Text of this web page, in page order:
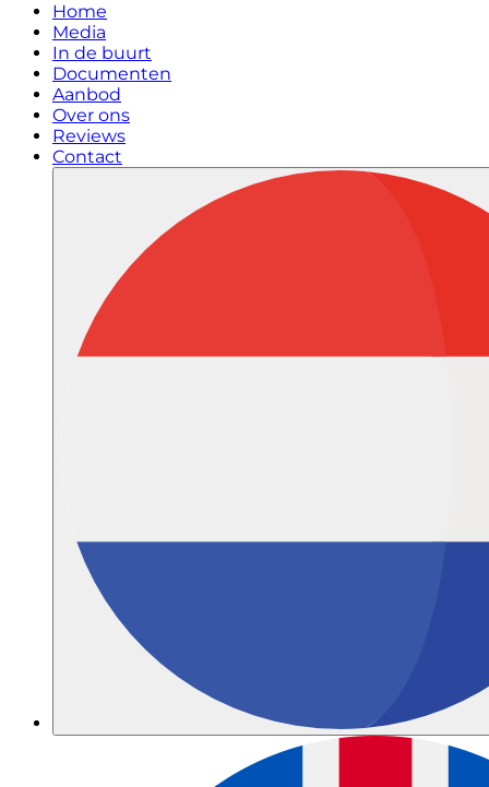
Home
Media
In de buurt
Documenten
Aanbod
Over ons
Reviews
Contact